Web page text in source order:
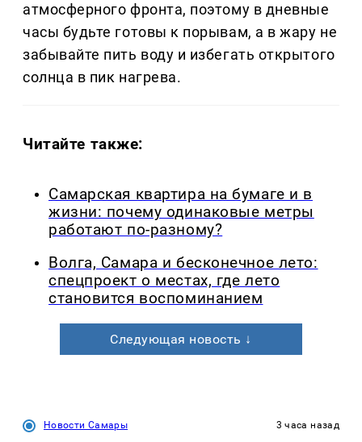
атмосферного фронта, поэтому в дневные
часы будьте готовы к порывам, а в жару не
забывайте пить воду и избегать открытого
солнца в пик нагрева.
Читайте также:
Самарская квартира на бумаге и в
жизни: почему одинаковые метры
работают по-разному?
Волга, Самара и бесконечное лето:
спецпроект о местах, где лето
становится воспоминанием
Следующая новость ↓
Новости Самары 3 часа назад